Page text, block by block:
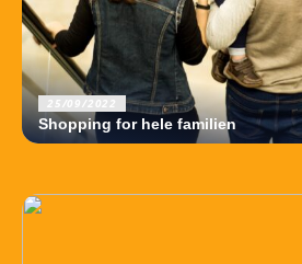
25/09/2022
Shopping for hele familien